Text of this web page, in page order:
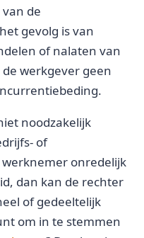
de
gevolg is van
of nalaten van
werkgever geen
noodzakelijk
of
onredelijk
dan kan de rechter
of gedeeltelijk
om in te stemmen